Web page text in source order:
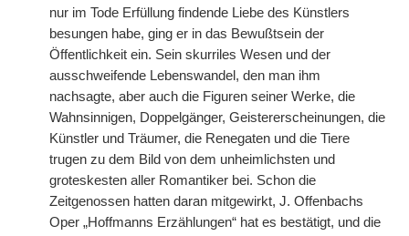
nur im Tode Erfüllung findende Liebe des Künstlers
besungen habe, ging er in das Bewußtsein der
Öffentlichkeit ein. Sein skurriles Wesen und der
ausschweifende Lebenswandel, den man ihm
nachsagte, aber auch die Figuren seiner Werke, die
Wahnsinnigen, Doppelgänger, Geistererscheinungen, die
Künstler und Träumer, die Renegaten und die Tiere
trugen zu dem Bild von dem unheimlichsten und
groteskesten aller Romantiker bei. Schon die
Zeitgenossen hatten daran mitgewirkt, J. Offenbachs
Oper „Hoffmanns Erzählungen“ hat es bestätigt, und die